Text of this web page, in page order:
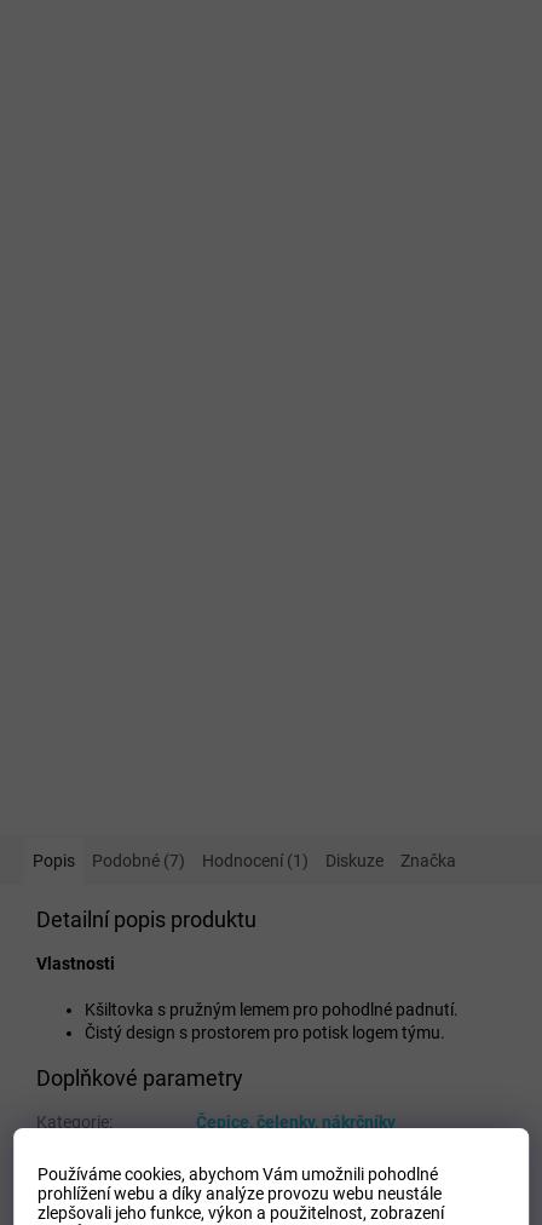
Používáme cookies, abychom Vám umožnili pohodlné
prohlížení webu a díky analýze provozu webu neustále
zlepšovali jeho funkce, výkon a použitelnost,zobrazení
Popis Podobné (7) Hodnocení (1) Diskuze Značka
Detailní popis produktu
Vlastnosti
Kšiltovka s pružným lemem pro pohodlné padnutí.
Čistý design s prostorem pro potisk logem týmu.
Doplňkové parametry
Kategorie:
Čepice, čelenky, nákrčníky
Velikost:
OS
Pohlaví: Unisex